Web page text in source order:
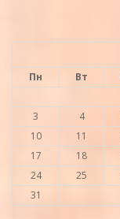
Пн Вт
3
4
10
11
17
18
24
25
31